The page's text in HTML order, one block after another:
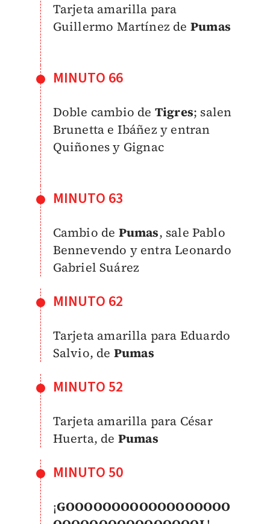
Tarjeta amarilla para
Guillermo Martínez de Pumas
MINUTO 66
Doble cambio de Tigres; salen
Brunetta e Ibáñez y entran
Quiñones y Gignac
MINUTO 63
Cambio de Pumas, sale Pablo
Bennevendo y entra Leonardo
Gabriel Suárez
MINUTO 62
Tarjeta amarilla para Eduardo
Salvio, de Pumas
MINUTO 52
Tarjeta amarilla para César
Huerta, de Pumas
MINUTO 50
¡GOOOOOOOOOOOOOOOOOO